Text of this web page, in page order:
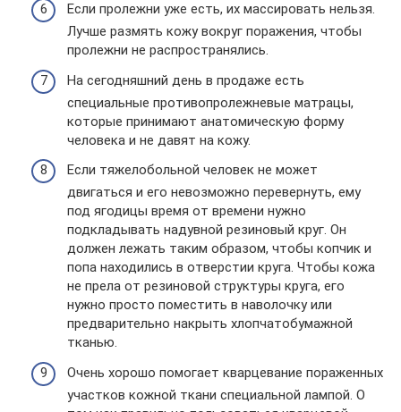
Если пролежни уже есть, их массировать нельзя.
Лучше размять кожу вокруг поражения, чтобы
пролежни не распространялись.
На сегодняшний день в продаже есть
специальные противопролежневые матрацы,
которые принимают анатомическую форму
человека и не давят на кожу.
Если тяжелобольной человек не может
двигаться и его невозможно перевернуть, ему
под ягодицы время от времени нужно
подкладывать надувной резиновый круг. Он
должен лежать таким образом, чтобы копчик и
попа находились в отверстии круга. Чтобы кожа
не прела от резиновой структуры круга, его
нужно просто поместить в наволочку или
предварительно накрыть хлопчатобумажной
тканью.
Очень хорошо помогает кварцевание пораженных
участков кожной ткани специальной лампой. О